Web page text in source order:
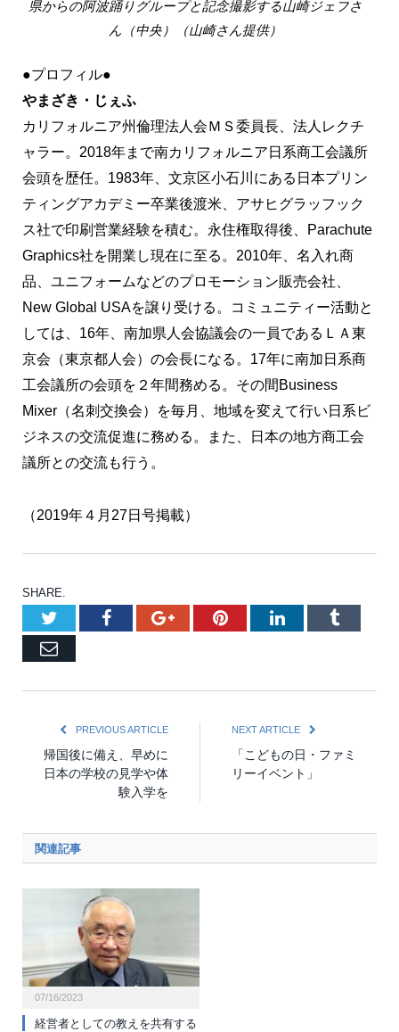
県からの阿波踊りグループと記念撮影する山崎ジェフさ
ん（中央）（山崎さん提供）
●プロフィル●
やまざき・じぇふ
カリフォルニア州倫理法人会ＭＳ委員長、法人レクチ
ャラー。2018年まで南カリフォルニア日系商工会議所
会頭を歴任。1983年、文京区小石川にある日本プリン
ティングアカデミー卒業後渡米、アサヒグラッフック
ス社で印刷営業経験を積む。永住権取得後、Parachute
Graphics社を開業し現在に至る。2010年、名入れ商
品、ユニフォームなどのプロモーション販売会社、
New Global USAを譲り受ける。コミュニティー活動と
しては、16年、南加県人会協議会の一員であるＬＡ東
京会（東京都人会）の会長になる。17年に南加日系商
工会議所の会頭を２年間務める。その間Business
Mixer（名刺交換会）を毎月、地域を変えて行い日系ビ
ジネスの交流促進に務める。また、日本の地方商工会
議所との交流も行う。
（2019年４月27日号掲載）
SHARE.
TwitterFacebookGoogle+PinterestLinkedInTumblr
Email
PREVIOUS ARTICLE
帰国後に備え、早めに
日本の学校の見学や体
験入学を
NEXT ARTICLE
「こどもの日・ファミ
リーイベント」
関連記事
07/16/2023
経営者としての教えを共有する